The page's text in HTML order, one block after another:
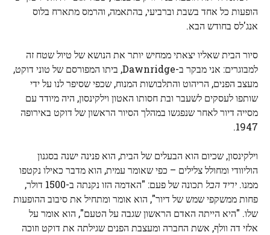
הופעות כל אחד בשבת וברביעי, בהתאמה, והרמס מתארח בלוס
אנג'לס בחודש הבא.
סיור הבית שאליו יצאתי ממחיש יותר את הנושא של טיול שטח זה
למבוגרים: אני מבקר ב-Dawnridge, ביתו המפורסם של טוני דוקט,
מעצב הפנים, הריהוט והתלבושות המנוח, שכפי שסיפר לנו על ידי
שותפו לעסקים לשעבר ובת חסותו האטון וילקינסון, היה מיודד עם
מסייה דיור לאחר שנפגשו במהלך הסיור הראשון של דוקט באירופה
1947.
וילקינסון, שכיום הוא הבעלים של הבית, הוא פנינה ישנה בסגנון
הוליוודי ומחולל צלילים – כפי שאומר עמית, הוא מדבר כאילו נקטפו
ממנו. יריד הבל
תכונה של פעם: "האדמה הזו נקנתה ב-1500 דולר,
פחות ממשקפי שמש של דיור", הוא אומר ומתחיל את סיבוב ההופעות
שלו. "היא הייתה האדם הראשון שגבה על הטעם", הוא אומר על
אלזי דה וולף, אשת החברה ומעצבת הפנים שגילתה את דוקט וזוכה